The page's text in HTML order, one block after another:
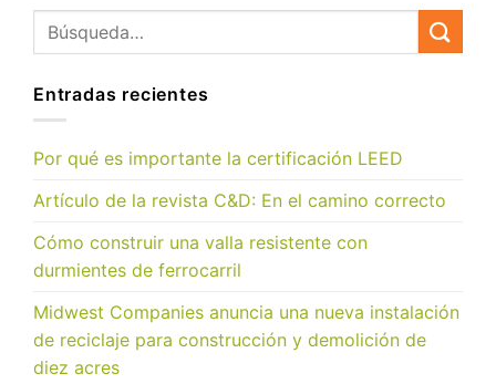
Entradas recientes
Por qué es importante la certificación LEED
Artículo de la revista C&D: En el camino correcto
Cómo construir una valla resistente con
durmientes de ferrocarril
Midwest Companies anuncia una nueva instalación
de reciclaje para construcción y demolición de
diez acres